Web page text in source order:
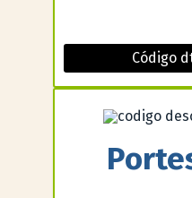
Código